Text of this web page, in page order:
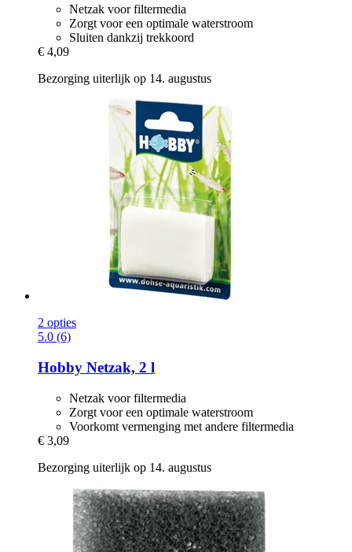
Netzak voor filtermedia
Zorgt voor een optimale waterstroom
Sluiten dankzij trekkoord
€ 4,09
Bezorging uiterlijk op 14. augustus
2 opties
5.0 (6)
Hobby Netzak, 2 l
Netzak voor filtermedia
Zorgt voor een optimale waterstroom
Voorkomt vermenging met andere filtermedia
€ 3,09
Bezorging uiterlijk op 14. augustus